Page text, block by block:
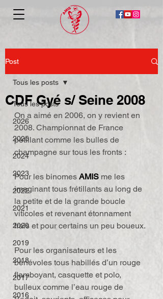
Post
Tous les posts
2026
2025
2024
2023
2022
2021
2020
2019
2018
2017
2016
Tous les posts
CDF Gyé s/ Seine 2008
On a aimé en 2006, on y revient en
2008. Championnat de France
pétillant comme les bulles de
champagne sur tous les fronts :
Pour les binomes AMIS me les
imaginant tous frétillants au long de
la petite et de la grande boucle
viticoles et revenant étonnament
frais et pour certains un peu boueux.
Pour les organisateurs et les
bénévoles tous habillés d’un rouge
flamboyant, casquette et polo,
bulleux comme l’eau rouge de